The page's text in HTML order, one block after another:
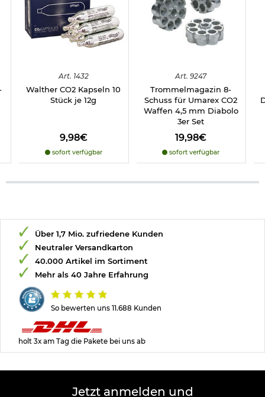
Art. 1432
Walther CO2 Kapseln 10
Stück je 12g
9,98€
sofort verfügbar
Art. 9247
Trommelmagazin 8-
Schuss für Umarex CO2
Waffen 4,5 mm Diabolo
3er Set
19,98€
sofort verfügbar
So bewerten uns 11.688 Kunden
Über 1,7 Mio. zufriedene Kunden
Neutraler Versandkarton
40.000 Artikel im Sortiment
Mehr als 40 Jahre Erfahrung
holt 3x am Tag die Pakete bei uns ab
Jetzt anmelden und